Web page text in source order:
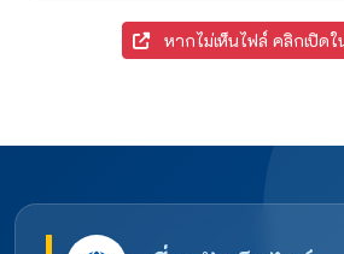
หากไม่เห็นไฟล์ คลิกเปิด